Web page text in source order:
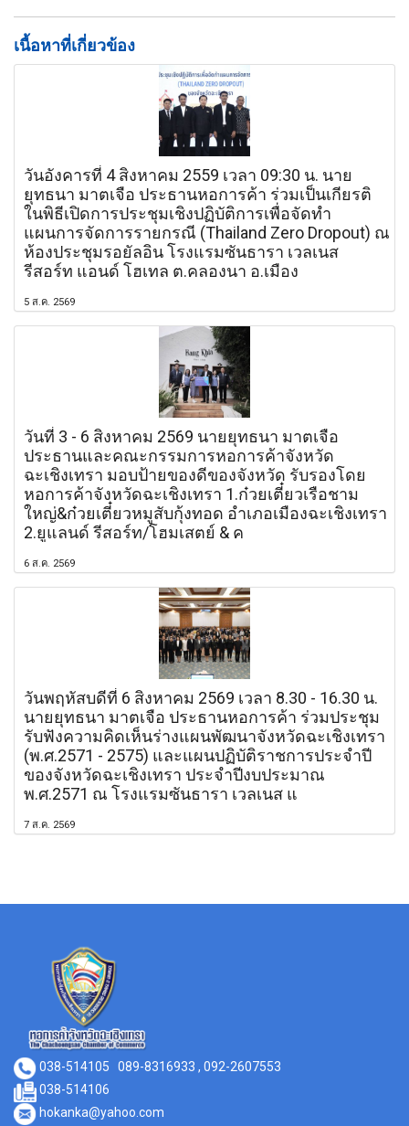
เนื้อหาที่เกี่ยวข้อง
วันอังคารที่ 4 สิงหาคม 2559 เวลา 09:30 น. นาย
ยุทธนา มาตเจือ ประธานหอการค้า ร่วมเป็นเกียรติ
ในพิธีเปิดการประชุมเชิงปฏิบัติการเพื่อจัดทำ
แผนการจัดการรายกรณี (Thailand Zero Dropout) ณ
ห้องประชุมรอยัลอิน โรงแรมซันธารา เวลเนส
รีสอร์ท แอนด์ โฮเทล ต.คลองนา อ.เมือง
5 ส.ค. 2569
วันที่ 3 - 6 สิงหาคม 2569 นายยุทธนา มาตเจือ
ประธานและคณะกรรมการหอการค้าจังหวัด
ฉะเชิงเทรา มอบป้ายของดีของจังหวัด รับรองโดย
หอการค้าจังหวัดฉะเชิงเทรา 1.ก๋วยเตี๋ยวเรือชาม
ใหญ่&ก๋วยเตี๋ยวหมูสับกุ้งทอด อำเภอเมืองฉะเชิงเทรา
2.ยูแลนด์ รีสอร์ท/โฮมเสตย์ & ค
6 ส.ค. 2569
วันพฤหัสบดีที่ 6 สิงหาคม 2569 เวลา 8.30 - 16.30 น.
นายยุทธนา มาตเจือ ประธานหอการค้า ร่วมประชุม
รับฟังความคิดเห็นร่างแผนพัฒนาจังหวัดฉะเชิงเทรา
(พ.ศ.2571 - 2575) และแผนปฏิบัติราชการประจำปี
ของจังหวัดฉะเชิงเทรา ประจำปีงบประมาณ
พ.ศ.2571 ณ โรงแรมซันธารา เวลเนส แ
7 ส.ค. 2569
038-514105 089-8316933 , 092-2607553
038-514106
hokanka@yahoo.com